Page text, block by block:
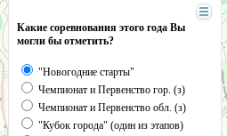
Какие соревнования этого года Вы
могли бы отметить?
"Новогодние старты"
Чемпионат и Первенство гор. (з)
Чемпионат и Первенство обл. (з)
"Кубок города" (один из этапов)